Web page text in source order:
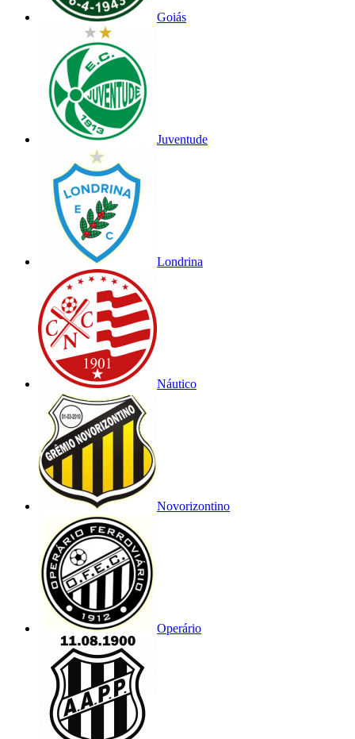
Goiás
Juventude
Londrina
Náutico
Novorizontino
Operário